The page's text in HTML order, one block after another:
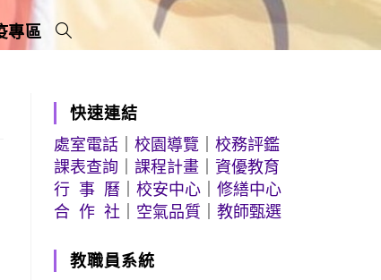
專區
快速連結
處室電話 ｜校園導覽 ｜校務評鑑
課表查詢 ｜課程計畫 ｜資優教育
行 事 曆 ｜校安中心 ｜修繕中心
合 作 社
空氣品質 ｜教師甄選
教職員系統